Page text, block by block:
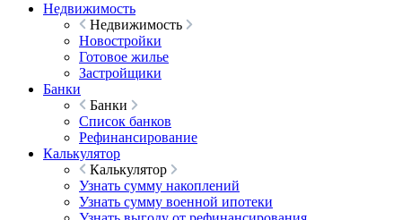
Недвижимость
Недвижимость
Новостройки
Готовое жилье
Застройщики
Банки
Банки
Список банков
Рефинансирование
Калькулятор
Калькулятор
Узнать сумму накоплений
Узнать сумму военной ипотеки